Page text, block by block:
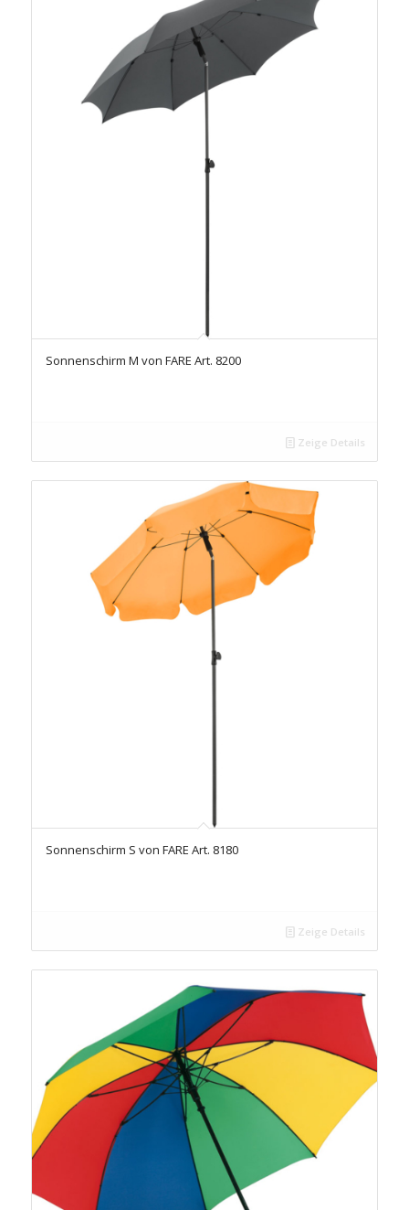
Sonnenschirm M von FARE Art. 8200
Zeige Details
Sonnenschirm S von FARE Art. 8180
Zeige Details